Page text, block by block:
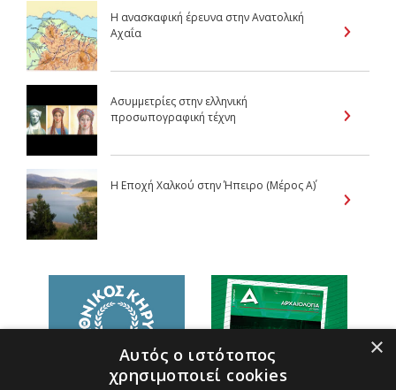
H ανασκαφική έρευνα στην Ανατολική
Αχαΐα
Ασυμμετρίες στην ελληνική
προσωπογραφική τέχνη
Η Εποχή Χαλκού στην Ήπειρο (Μέρος Α΄)
×
Αυτός ο ιστότοπος
χρησιμοποιεί cookies